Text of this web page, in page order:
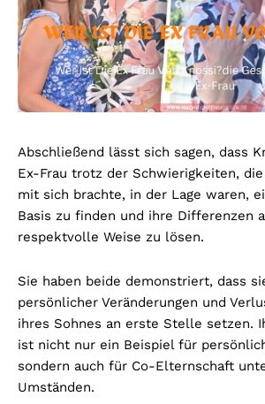
Abschließend lässt sich sagen, dass
Ex-Frau trotz der Schwierigkeiten,
mit sich brachte, in der Lage waren,
Basis zu finden und ihre Differenzen
respektvolle Weise zu lösen.
Sie haben beide demonstriert, dass
persönlicher Veränderungen und
ihres Sohnes an erste Stelle setzen.
ist nicht nur ein Beispiel für
sondern auch für Co-Elternschaft
Umständen.